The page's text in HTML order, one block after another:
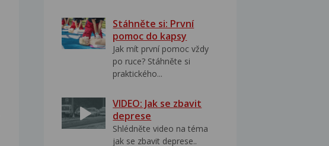
Stáhněte si: První
pomoc do kapsy
Jak mít první pomoc vždy
po ruce? Stáhněte si
praktického...
VIDEO: Jak se zbavit
deprese
Shlédněte video na téma
jak se zbavit deprese..